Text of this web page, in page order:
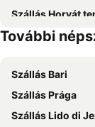
Szállás Horvát
Szállás
További
Szállás Bari
Szállás Prága
Szállás Lido di